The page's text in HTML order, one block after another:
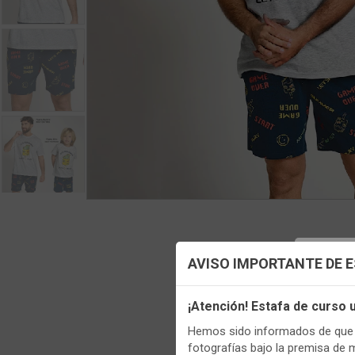
AVISO IMPORTANTE DE
¡Atención! Estafa de curso
Hemos sido informados de
fotografías bajo la premisa de